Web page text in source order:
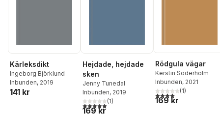
Kärleksdikt
Ingeborg Björklund
Inbunden, 2019
141 kr
Hejdade, hejdade
sken
Jenny Tunedal
Inbunden, 2019
5,0utav 5 stjärnor. Totalt antal röster:
(1)
169 kr
Rödgula vägar
Kerstin Söderholm
Inbunden, 2021
4,0utav 5 stjärnor.
(1)
169 kr